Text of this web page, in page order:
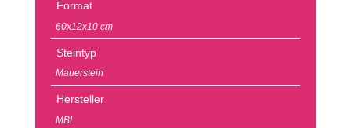
Format
60x12x10 cm
Steintyp
Mauerstein
Hersteller
MBI